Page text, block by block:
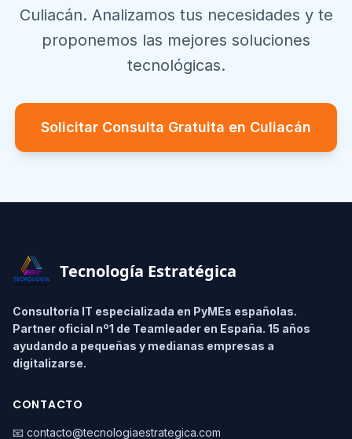
Culiacán. Analizamos tus necesidades y te
proponemos las mejores soluciones
tecnológicas.
Solicitar Consulta Gratuita en Culiacán
Tecnología Estratégica
Consultoría IT especializada en PyMEs españolas.
Partner oficial nº1 de Teamleader en España. 15 años
ayudando a pequeñas y medianas empresas a
digitalizarse.
CONTACTO
📧 contacto@tecnologiaestrategica.com